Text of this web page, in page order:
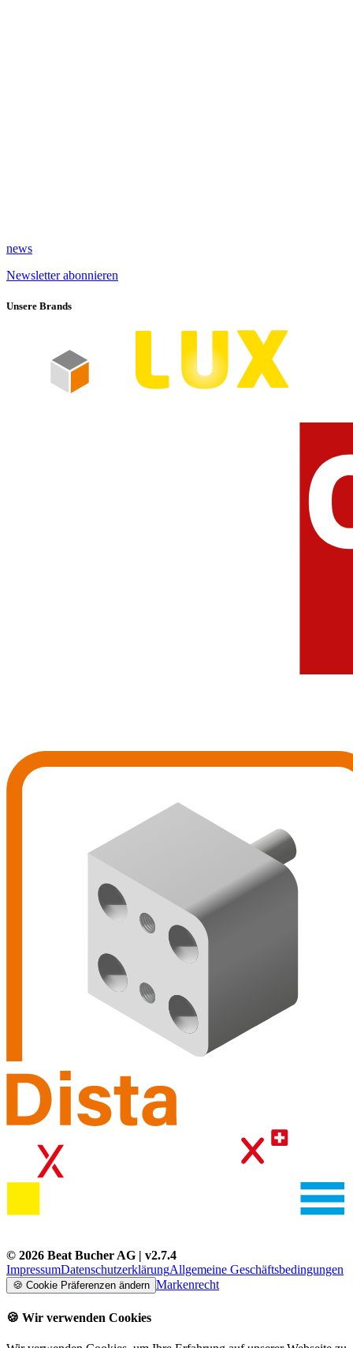
news
Newsletter abonnieren
Unsere Brands
© 2026 Beat Bucher AG | v2.7.4
ImpressumDatenschutzerklärungAllgemeine Geschäftsbedingungen
🍪 Cookie Präferenzen ändern Markenrecht
🍪 Wir verwenden Cookies